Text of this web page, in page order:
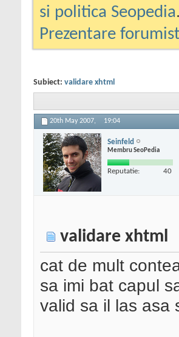
si politica Seopedia
Prezentare
Subiect: validare xhtml
20th May 2007, 19:04
Seinfeld
Membru SeoPedia
Reputatie: 40
validare xhtml
cat de mult
sa imi bat capul
valid sa il las asa